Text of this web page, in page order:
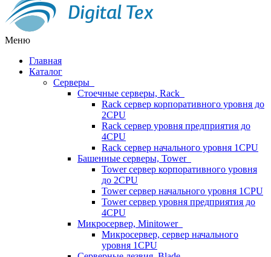
Меню
Главная
Каталог
Серверы
Стоечные серверы, Rack
Rack сервер корпоративного уровня до
2CPU
Rack сервер уровня предприятия до
4CPU
Rack сервер начального уровня 1CPU
Башенные серверы, Tower
Tower сервер корпоративного уровня
до 2CPU
Tower сервер начального уровня 1CPU
Tower сервер уровня предприятия до
4CPU
Микросервер, Minitower
Микросервер, сервер начального
уровня 1CPU